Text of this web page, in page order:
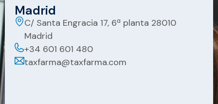
Madrid
C/ Santa Engracia 17, 6ª planta 28010
Madrid
+34 601 601 480
taxfarma@taxfarma.com